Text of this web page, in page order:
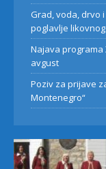
Grad, voda, drvo
poglavlje
Najava programa
avgust
Poziv za prijave
Montenegro“